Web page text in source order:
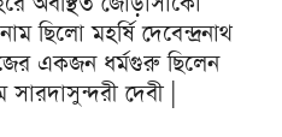
ছিলো মহর্ষি দেবেন্দ্রনাথ
একজন ধর্মগুরু ছিলেন
দেবী |